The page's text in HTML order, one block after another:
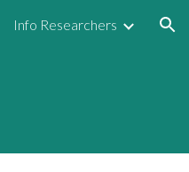
Info Researchers